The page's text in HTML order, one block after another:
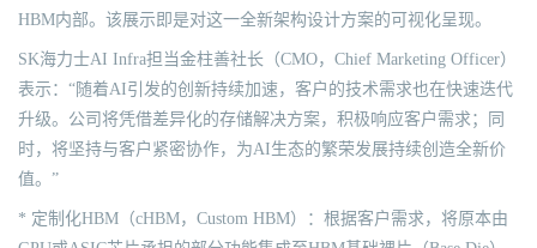
HBM内部。该展示即是对这一全新架构设计方案的可视化呈现。
SK海力士AI Infra担当金柱善社长（CMO，Chief Marketing Officer）
表示：“随着AI引发的创新持续加速，客户的技术需求也在快速迭代
升级。公司将凭借差异化的存储解决方案，积极响应客户需求；同
时，将坚持与客户紧密协作，为AI生态的繁荣发展持续创造全新价
值。”
* 定制化HBM（cHBM，Custom HBM）：根据客户需求，将原本由